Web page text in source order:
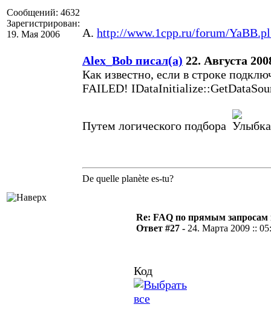
Сообщений: 4632
Зарегистрирован:
19. Мая 2006
A. http://www.1cpp.ru/forum/
Alex_Bob писал(а) 22. Августа
Как известно, если в строке
FAILED!
Путем логического подбора
De quelle planète es-tu?
Re: FAQ по прямым
Ответ #27 - 24. Марта 2009 ::
Код